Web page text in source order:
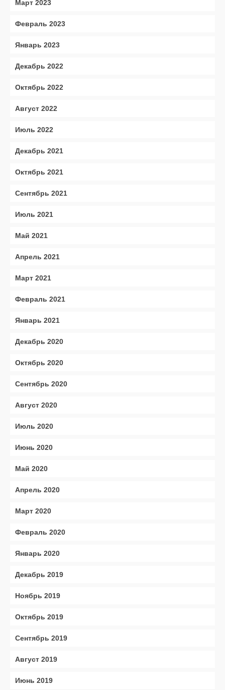
Март 2023
Февраль 2023
Январь 2023
Декабрь 2022
Октябрь 2022
Август 2022
Июль 2022
Декабрь 2021
Октябрь 2021
Сентябрь 2021
Июль 2021
Май 2021
Апрель 2021
Март 2021
Февраль 2021
Январь 2021
Декабрь 2020
Октябрь 2020
Сентябрь 2020
Август 2020
Июль 2020
Июнь 2020
Май 2020
Апрель 2020
Март 2020
Февраль 2020
Январь 2020
Декабрь 2019
Ноябрь 2019
Октябрь 2019
Сентябрь 2019
Август 2019
Июнь 2019